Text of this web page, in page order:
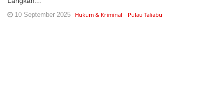
10 September 2025 Hukum & Kriminal Pulau Taliabu